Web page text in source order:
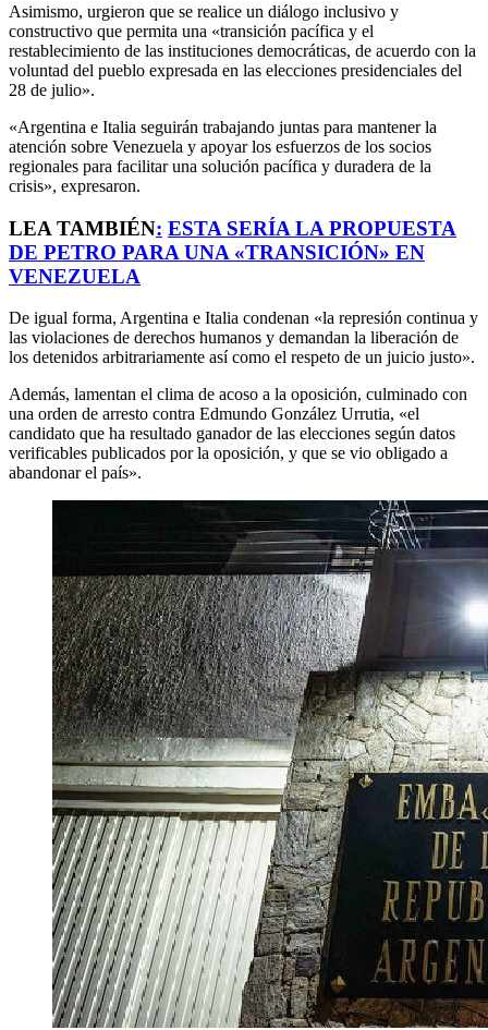
Asimismo, urgieron que se realice un diálogo inclusivo y
constructivo que permita una «transición pacífica y el
restablecimiento de las instituciones democráticas, de acuerdo con la
voluntad del pueblo expresada en las elecciones presidenciales del
28 de julio».
«Argentina e Italia seguirán trabajando juntas para mantener la
atención sobre Venezuela y apoyar los esfuerzos de los socios
regionales para facilitar una solución pacífica y duradera de la
crisis», expresaron.
LEA TAMBIÉN: ESTA SERÍA LA PROPUESTA
DE PETRO PARA UNA «TRANSICIÓN» EN
VENEZUELA
De igual forma, Argentina e Italia condenan «la represión continua y
las violaciones de derechos humanos y demandan la liberación de
los detenidos arbitrariamente así como el respeto de un juicio justo».
Además, lamentan el clima de acoso a la oposición, culminado con
una orden de arresto contra Edmundo González Urrutia, «el
candidato que ha resultado ganador de las elecciones según datos
verificables publicados por la oposición, y que se vio obligado a
abandonar el país».